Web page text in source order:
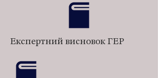
Експертний висновок ГЕР